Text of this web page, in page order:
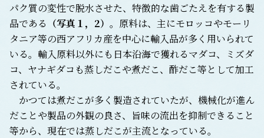
パク質の変性で脱水させた、特徴的な歯ごたえを有する製
品である （写真１，2） 。原料は、主にモロッコやモーリ
タニア等の西アフリカ産を中心に輸入品が多く用いられて
いる。輸入原料以外にも日本沿海で獲れるマダコ、ミズダ
コ、ヤナギダコも蒸しだこや煮だこ、酢だこ等として加工
されている。
かつては煮だこが多く製造されていたが、機械化が進ん
だことや製品の外観の良さ、旨味の流出を抑制できること
等から、現在では蒸しだこが主流となっている。